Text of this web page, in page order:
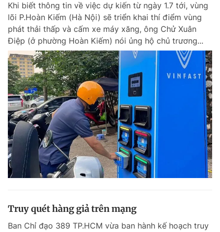
Đọc Thanh Niên trên điện thoại
Theo dõi báo trên
Hotline
0906 645 777
Liên hệ quảng cáo
0908 780 404
Đặt báo Quảng cáo RSS Tòa soạn Chính sách bảo
Phó tổng biên tập: Lâm Hiếu Dũng
Phó tổng biên tập: Trần Việt Hưng
Tổng thư ký tòa soạn: Đức Trung
Khi biết thông tin về việc dự kiến từ ngày 1.7 tới, vùng
lõi P.Hoàn Kiếm (Hà Nội) sẽ triển khai thí điểm vùng
phát thải thấp và cấm xe máy xăng, ông Chử Xuân
Điệp (ở phường Hoàn Kiếm) nói ủng hộ chủ trương...
Truy quét hàng giả trên mạng
Ban Chỉ đạo 389 TP.HCM vừa ban hành kế hoạch truy